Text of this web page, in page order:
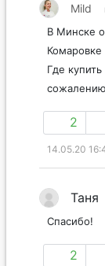
Mild
В Минске
Комаровке
Где
2
14.05.20
Таня
Спасибо!
2